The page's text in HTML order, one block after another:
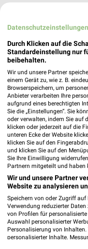
Ernsting's
Heute
Ernsting's
Am Wörth
36341
Heute
347,53 km
Ernsting's
98617
Heute
299,52 km
Datenschutzeinstellungen
Durch Klicken auf die
Standardeinstellung nur
beibehalten.
Wir und unsere Partner
einem Gerät zu, wie z. B.
Browserspeichern, um
Anbieter verarbeiten Ihre
aufgrund eines berechtigten
Sie die „Einstellungen“. Sie
oder verwalten, indem Sie auf
klicken oder jederzeit auf die
unteren Ecke der Website
klicken Sie auf den
und klicken Sie auf den
Sie Ihre Einwilligung
Partnern mitgeteilt und haben
Wir und unsere Partner
Website zu analysieren
Speichern von oder Zugriff
Verwendung reduzierter
von Profilen für
Auswahl personalisierter
Personalisierung von
personalisierter Inhalte.